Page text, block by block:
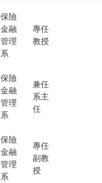
保險
金融
管理
系
專任
教授
保險
金融
管理
系
兼任
系主
任
保險
金融
管理
系
專任
副教
授